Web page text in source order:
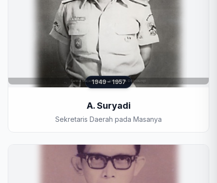
1949 – 1957
A. Suryadi
Sekretaris Daerah pada Masanya
Sorot Tautan
Mode Monokrom
Mode Kontras Terang